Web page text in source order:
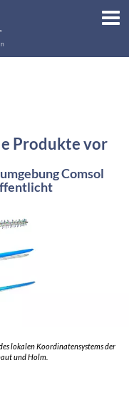
Produkte vor
Comsol
lokalen Koordinatensystems der
und Holm.